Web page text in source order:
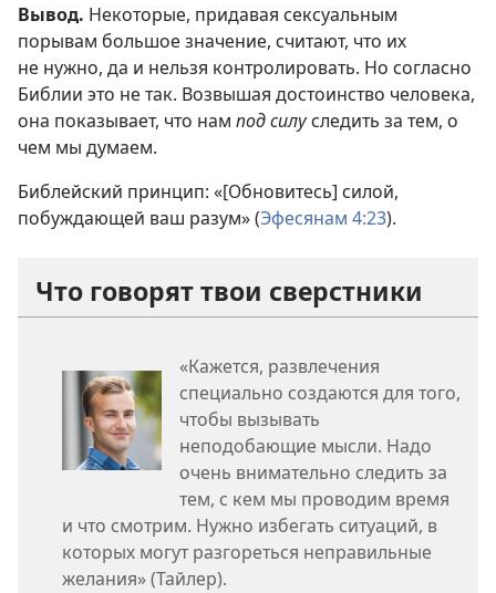
Вывод. Некоторые, придавая сексуальным
порывам большое значение, считают, что их
не нужно, да и нельзя контролировать. Но согласно
Библии это не так. Возвышая достоинство человека,
она показывает, что нам под силуследить за тем, о
чем мы думаем.
Библейский принцип: «[Обновитесь] силой,
побуждающей ваш разум» (Эфесянам 4:23).
Что говорят твои сверстники
«Кажется, развлечения
специально создаются для того,
чтобы вызывать
неподобающие мысли. Надо
очень внимательно следить за
тем, с кем мы проводим время
и что смотрим. Нужно избегать ситуаций, в
которых могут разгореться неправильные
желания» (Тайлер).